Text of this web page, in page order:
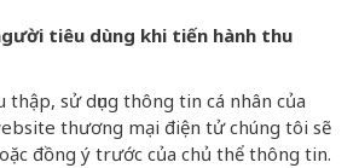
tiêu dùng khi tiến hành thu
thập, sử dụng thông tin cá nhân của
thương mại điện tử chúng tôi sẽ
đồng ý trước của chủ thể thông tin.